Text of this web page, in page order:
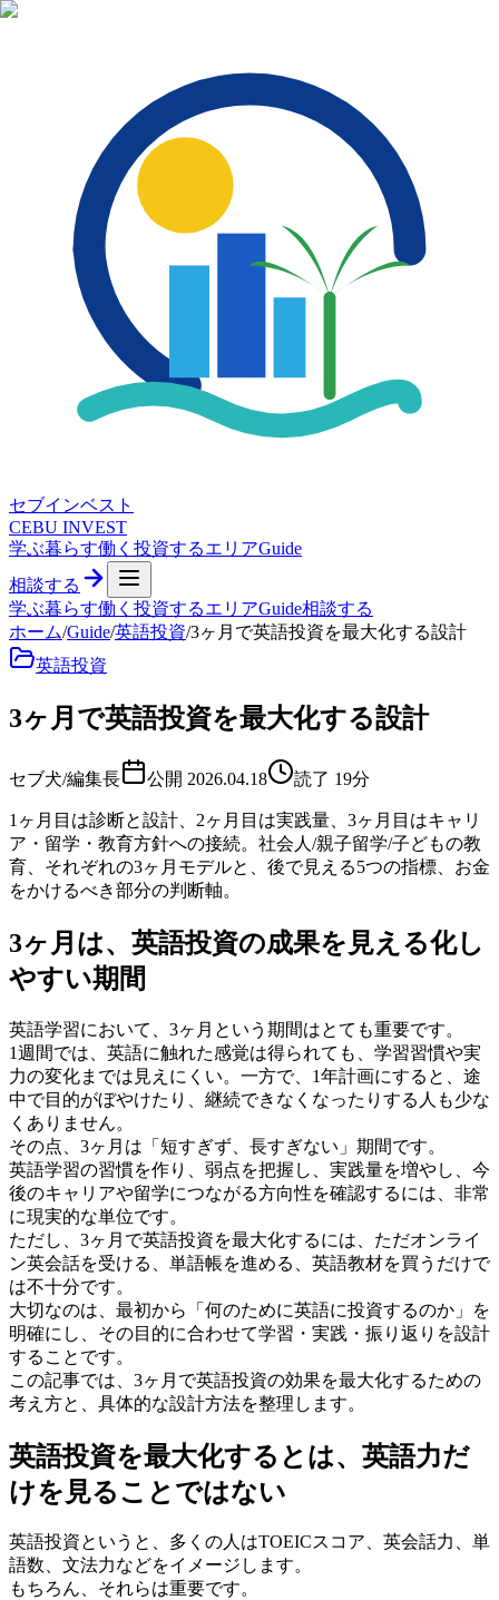
セブインベスト
CEBU INVEST
学ぶ暮らす働く 投資するエリアGuide
相談する
学ぶ暮らす働く 投資するエリアGuide相談する
ホーム/Guide/英語投資/3ヶ月で英語投資を最大化する設計
英語投資
3ヶ月で英語投資を最大化する設計
セブ犬/編集長 公開 2026.04.18 読了 19分
1ヶ月目は診断と設計、2ヶ月目は実践量、3ヶ月目はキャリ
ア・留学・教育方針への接続。社会人/親子留学/子どもの教
育、それぞれの3ヶ月モデルと、後で見える5つの指標、お金
をかけるべき部分の判断軸。
3ヶ月は、英語投資の成果を見える化し
やすい期間
英語学習において、3ヶ月という期間はとても重要です。
1週間では、英語に触れた感覚は得られても、学習習慣や実
力の変化までは見えにくい。一方で、1年計画にすると、途
中で目的がぼやけたり、継続できなくなったりする人も少な
くありません。
その点、3ヶ月は「短すぎず、長すぎない」期間です。
英語学習の習慣を作り、弱点を把握し、実践量を増やし、今
後のキャリアや留学につながる方向性を確認するには、非常
に現実的な単位です。
ただし、3ヶ月で英語投資を最大化するには、ただオンライ
ン英会話を受ける、単語帳を進める、英語教材を買うだけで
は不十分です。
大切なのは、最初から「何のために英語に投資するのか」を
明確にし、その目的に合わせて学習・実践・振り返りを設計
することです。
この記事では、3ヶ月で英語投資の効果を最大化するための
考え方と、具体的な設計方法を整理します。
英語投資を最大化するとは、英語力だ
けを見ることではない
英語投資というと、多くの人はTOEICスコア、英会話力、単
語数、文法力などをイメージします。
もちろん、それらは重要です。